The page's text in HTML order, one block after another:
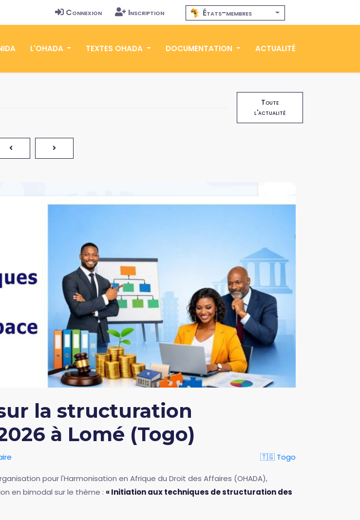
Connexion Inscription États-membres
L'OHADA TEXTES OHADA DOCUMENTATION ACTUALITÉ
Toute
l'actualité
la structuration
à Lomé (Togo)
🇹🇬 Togo
pour l'Harmonisation en Afrique du Droit des Affaires (OHADA),
en bimodal sur le thème : « Initiation aux techniques de structuration des